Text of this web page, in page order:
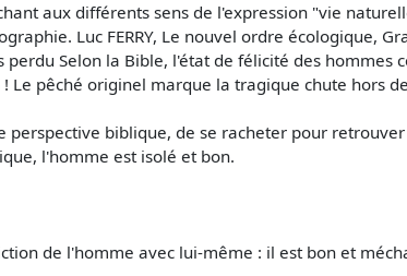
aux différents sens de l'expression "vie
Luc FERRY, Le nouvel ordre écologique,
Selon la Bible, l'état de félicité des hommes
pêché originel marque la tragique chute hors
perspective biblique, de se racheter pour
l'homme est isolé et bon.
de l'homme avec lui-même : il est bon et